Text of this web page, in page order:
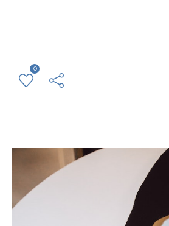
0